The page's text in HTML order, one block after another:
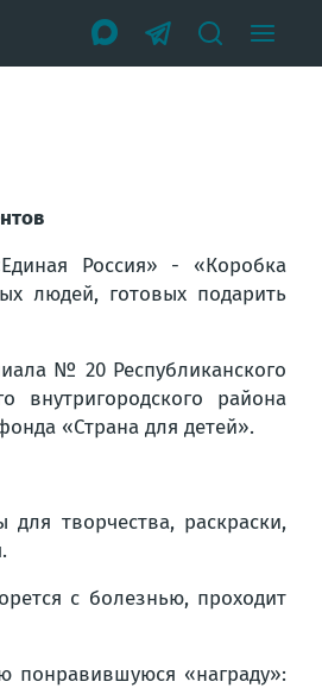
Россия» - «Коробка
людей, готовых подарить
№ 20 Республиканского
внутригородского района
«Страна для детей».
творчества, раскраски,
с болезнью, проходит
понравившуюся «награду»: